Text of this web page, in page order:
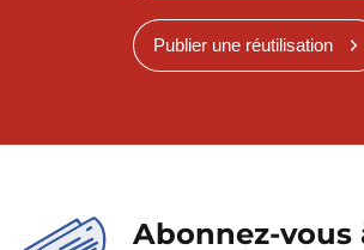
Publier une réutilisation
Abonnez-vous